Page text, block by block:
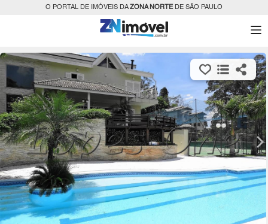
O PORTAL DE IMÓVEIS DAZONA NORTEDE SÃO PAULO